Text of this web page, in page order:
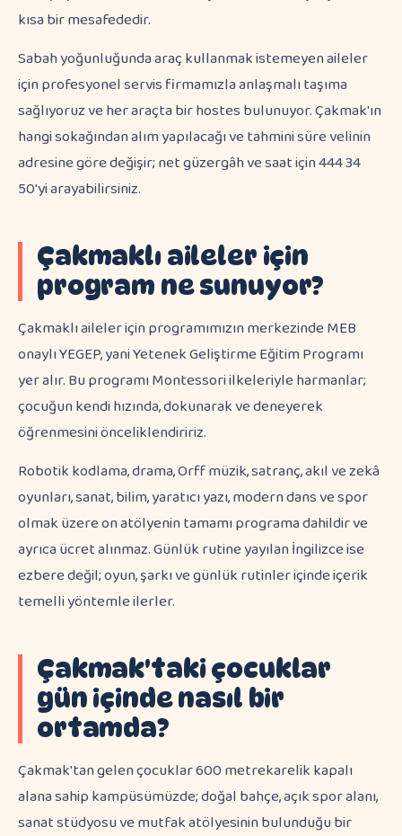
kısa bir mesafededir.
Sabah yoğunluğunda araç kullanmak istemeyen aileler
için profesyonel servis firmamızla anlaşmalı taşıma
sağlıyoruz ve her araçta bir hostes bulunuyor. Çakmak'ın
hangi sokağından alım yapılacağı ve tahmini süre velinin
adresine göre değişir; net güzergâh ve saat için 444 34
50'yi arayabilirsiniz.
Çakmaklı aileler için
program ne sunuyor?
Çakmaklı aileler için programımızın merkezinde MEB
onaylı YEGEP, yani Yetenek Geliştirme Eğitim Programı
yer alır. Bu programı Montessori ilkeleriyle harmanlar;
çocuğun kendi hızında, dokunarak ve deneyerek
öğrenmesini önceliklendiririz.
Robotik kodlama, drama, Orff müzik, satranç, akıl ve zekâ
oyunları, sanat, bilim, yaratıcı yazı, modern dans ve spor
olmak üzere on atölyenin tamamı programa dahildir ve
ayrıca ücret alınmaz. Günlük rutine yayılan İngilizce ise
ezbere değil; oyun, şarkı ve günlük rutinler içinde içerik
temelli yöntemle ilerler.
Çakmak'taki çocuklar
gün içinde nasıl bir
ortamda?
Çakmak'tan gelen çocuklar 600 metrekarelik kapalı
alana sahip kampüsümüzde; doğal bahçe, açık spor alanı,
sanat stüdyosu ve mutfak atölyesinin bulunduğu bir